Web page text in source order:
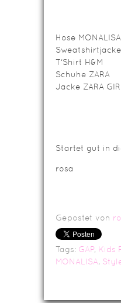
Hose MONALISA
Sweatshirtjacke
T‘Shirt H&M
Schuhe ZARA
Jacke ZARA
Startet gut in
rosa
Gepostet von
Tags: GAP, Kids
MONALISA,